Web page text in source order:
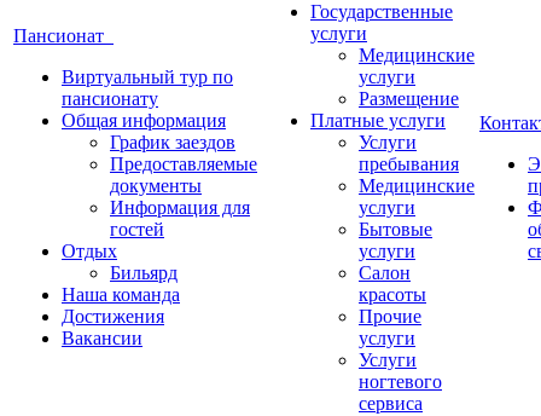
Пансионат
Виртуальный тур по
пансионату
Общая информация
График заездов
Предоставляемые
документы
Информация для
гостей
Отдых
Бильярд
Наша команда
Достижения
Вакансии
Государственные
услуги
Медицинские
услуги
Размещение
Платные услуги
Услуги
пребывания
Медицинские
услуги
Бытовые
услуги
Салон
красоты
Прочие
услуги
Услуги
ногтевого
сервиса